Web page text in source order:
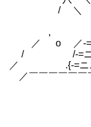
/ ＼ ＼/
＼/込o
, _ -ﾆ公
／ o ／-=
/ /-=ニニニ
／ .{-=ニニ
／￣￣￣￣
, -<￣＼
/ /､＿_~)-
_ -=＝ﾆﾆﾆニ
_ -ﾆニニ/ニ